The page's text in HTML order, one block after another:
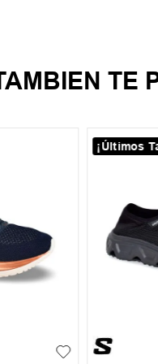
TE
¡Últimos